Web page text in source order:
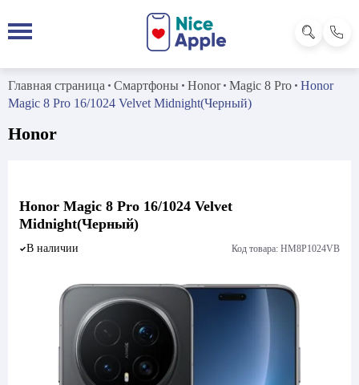
Главная страница Смартфоны Honor Magic 8 Pro
Honor
Magic 8 Pro 16/1024 Velvet Midnight(Черный)
Honor
Honor Magic 8 Pro 16/1024 Velvet
Midnight(Черный)
В наличии Код товара: HM8P1024VB